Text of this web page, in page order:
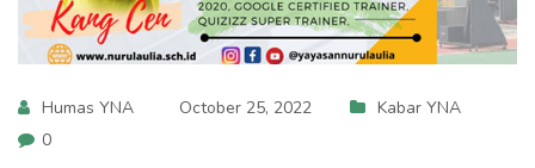
Humas YNA October 25, 2022
Kabar YNA
0